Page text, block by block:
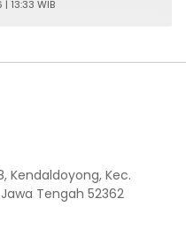
Tenaga Kerja
13:33 WIB
Kendaldoyong, Kec.
Tengah 52362